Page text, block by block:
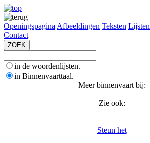
Openingspagina Afbeeldingen Teksten Lijsten
Contact
in de woordenlijsten.
in Binnenvaarttaal.
Meer binnenvaart bij:
Zie ook:
Steun het